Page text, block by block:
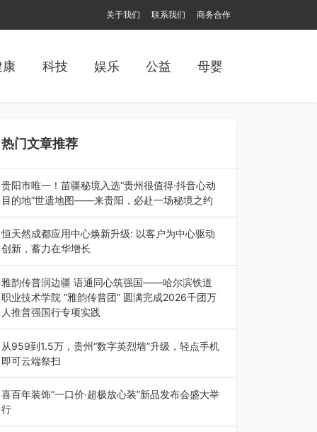
关于我们 联系我们 商务合作
科技 娱乐 公益 母婴
热门文章推荐
贵阳市唯一！苗疆秘境入选“贵州很值得·抖音心动
目的地”世遗地图——来贵阳，必赴一场秘境之约
2026年7月21日，2026年“贵州很值得”暨抖音“心
动目的地”（贵州站）主题…
恒天然成都应用中心焕新升级: 以客户为中心驱动
创新，蓄力在华增长
融合全球研发实力与本土洞察，深化客户共创，赋
能西南市场创新发展 （7月27日，成…
雅韵传普润边疆 语通同心筑强国——哈尔滨铁道
职业技术学院 “雅韵传普团” 圆满完成2026千团万
人推普强国行专项实践
为扎实推进2026“千团万人推普强国行”大学生暑
期社会实践，牢牢紧扣 “雅韵传普…
从959到1.5万，贵州“数字英烈墙”升级，轻点手机
即可云端祭扫
八一建军节到来之际，由贵州省退役军人事务厅指
导，贵阳市退役军人事务局联合贵州广电…
喜百年装饰“一口价·超极放心装”新品发布会盛大举
行
2026年7月31日，喜百年装饰“一口价·超极放心